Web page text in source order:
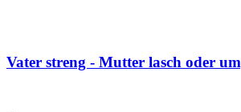
Vater streng - Mutter lasch oder